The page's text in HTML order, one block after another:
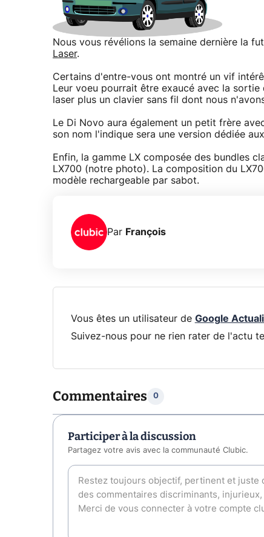
Nous vous révélions la semaine dernière la
Laser.
Certains d'entre-vous ont montré un vif
Leur voeu pourrait être exaucé avec la
laser plus un clavier sans fil dont nous
Le Di Novo aura également un petit frère
son nom l'indique sera une version dédiée
Enfin, la gamme LX composée des bundles
LX700 (notre photo). La composition du
modèle rechargeable par sabot.
Par François
Vous êtes un utilisateur de Google
Suivez-nous pour ne rien rater de l'actu
Commentaires 0
Participer à la discussion
Partagez votre avis avec la communauté Clubic.